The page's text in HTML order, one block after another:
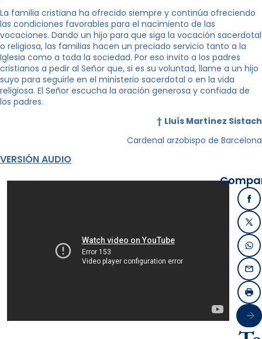
La familia cristiana ha ofrecido siempre y continúa ofreciendo
las condiciones favorables para el nacimiento de las
vocaciones. Dando un hijo para que siga la vocación sacerdotal
o religiosa, las familias hacen un preciado servicio tanto a la
Iglesia como a toda la sociedad. Por eso invito a los padres
cristianos a pedir al Señor que, si es su voluntad, llame a un hijo
suyo para seguirle en el ministerio sacerdotal o en la vida
religiosa. El Señor escucha la oración generosa y confiada de
los padres.
† Lluís Martínez Sistach
Cardenal arzobispo de Barcelona
VERSIÓN AUDIO
X